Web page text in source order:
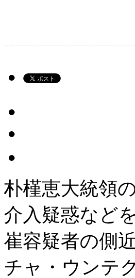
朴槿恵大統領
介入疑惑など
崔容疑者の側
チャ・ウンテ